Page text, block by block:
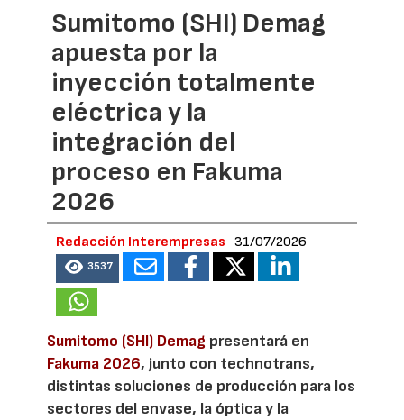
Sumitomo (SHI) Demag
apuesta por la
inyección totalmente
eléctrica y la
integración del
proceso en Fakuma
2026
Redacción Interempresas 31/07/2026
3537
Sumitomo (SHI) Demag presentará en
Fakuma 2026, junto con technotrans,
distintas soluciones de producción para los
sectores del envase, la óptica y la